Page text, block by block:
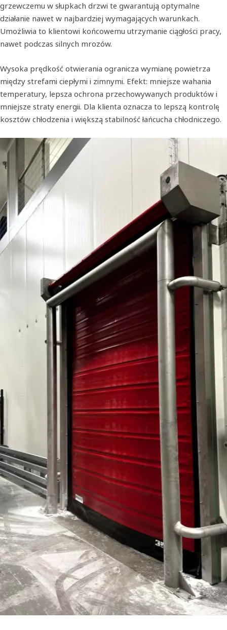
grzewczemu w słupkach drzwi te gwarantują optymalne
działanie nawet w najbardziej wymagających warunkach.
Umożliwia to klientowi końcowemu utrzymanie ciągłości pracy,
nawet podczas silnych mrozów.
Wysoka prędkość otwierania ogranicza wymianę powietrza
między strefami ciepłymi i zimnymi. Efekt: mniejsze wahania
temperatury, lepsza ochrona przechowywanych produktów i
mniejsze straty energii. Dla klienta oznacza to lepszą kontrolę
kosztów chłodzenia i większą stabilność łańcucha chłodniczego.